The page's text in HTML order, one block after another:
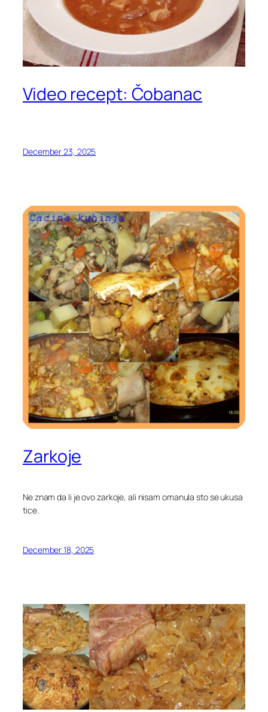
Video recept: Čobanac
December 23, 2025
Zarkoje
Ne znam da li je ovo zarkoje, ali nisam omanula sto se ukusa
tice.
December 18, 2025